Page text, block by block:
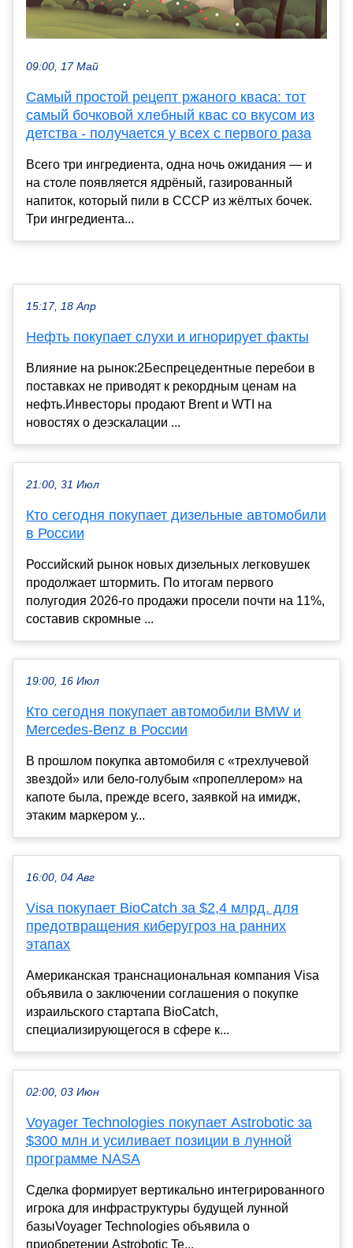
09:00, 17 Май
Самый простой рецепт ржаного кваса: тот
самый бочковой хлебный квас со вкусом из
детства - получается у всех с первого раза
Всего три ингредиента, одна ночь ожидания — и
на столе появляется ядрёный, газированный
напиток, который пили в СССР из жёлтых бочек.
Три ингредиента...
15:17, 18 Апр
Нефть покупает слухи и игнорирует факты
Влияние на рынок:2Беспрецедентные перебои в
поставках не приводят к рекордным ценам на
нефть.Инвесторы продают Brent и WTI на
новостях о деэскалации ...
21:00, 31 Июл
Кто сегодня покупает дизельные автомобили
в России
Российский рынок новых дизельных легковушек
продолжает штормить. По итогам первого
полугодия 2026-го продажи просели почти на 11%,
составив скромные ...
19:00, 16 Июл
Кто сегодня покупает автомобили BMW и
Mercedes-Benz в России
В прошлом покупка автомобиля с «трехлучевой
звездой» или бело-голубым «пропеллером» на
капоте была, прежде всего, заявкой на имидж,
этаким маркером у...
16:00, 04 Авг
Visa покупает BioCatch за $2,4 млрд. для
предотвращения киберугроз на ранних
этапах
Американская транснациональная компания Visa
объявила о заключении соглашения о покупке
израильского стартапа BioCatch,
специализирующегося в сфере к...
02:00, 03 Июн
Voyager Technologies покупает Astrobotic за
$300 млн и усиливает позиции в лунной
программе NASA
Сделка формирует вертикально интегрированного
игрока для инфраструктуры будущей лунной
базыVoyager Technologies объявила о
приобретении Astrobotic Te...